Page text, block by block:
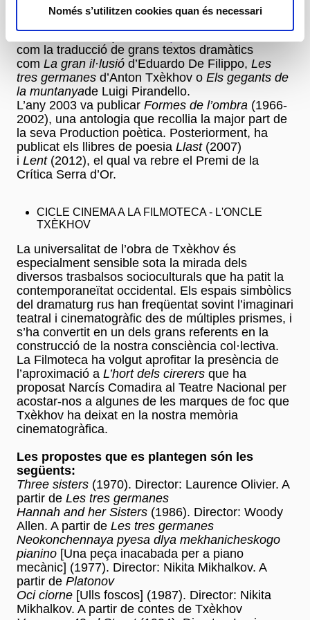
Només s’utilitzen cookies quan és necessari
l’escriptura teatral, cal destacar peces comLa
com la traducció de grans textos dramàtics
com La gran il·lusió d’Eduardo De Filippo, Les
tres germanes d’Anton Txèkhov o Els gegants de
la muntanyade Luigi Pirandello.
L’any 2003 va publicar Formes de l’ombra (1966-
2002), una antologia que recollia la major part de
la seva Production poètica. Posteriorment, ha
publicat els llibres de poesia Llast(2007)
i Lent(2012), el qual va rebre el Premi de la
Crítica Serra d’Or.
CICLE CINEMA A LA FILMOTECA - L'ONCLE
TXÈKHOV
La universalitat de l’obra de Txèkhov és
especialment sensible sota la mirada dels
diversos trasbalsos socioculturals que ha patit la
contemporaneïtat occidental. Els espais simbòlics
del dramaturg rus han freqüentat sovint l’imaginari
teatral i cinematogràfic des de múltiples prismes, i
s’ha convertit en un dels grans referents en la
construcció de la nostra consciència col·lectiva.
La Filmoteca ha volgut aprofitar la presència de
l’aproximació a L’hort dels cirerers que ha
proposat Narcís Comadira al Teatre Nacional per
acostar-nos a algunes de les marques de foc que
Txèkhov ha deixat en la nostra memòria
cinematogràfica.
Les propostes que es plantegen són les
següents:
Three sisters (1970). Director: Laurence Olivier. A
partir de Les tres germanes
Hannah and her Sisters (1986). Director: Woody
Allen. A partir de Les tres germanes
Neokonchennaya pyesa dlya mekhanicheskogo
pianino [Una peça inacabada per a piano
mecànic] (1977). Director: Nikita Mikhalkov. A
partir de Platonov
Oci ciorne [Ulls foscos] (1987). Director: Nikita
Mikhalkov. A partir de contes de Txèkhov